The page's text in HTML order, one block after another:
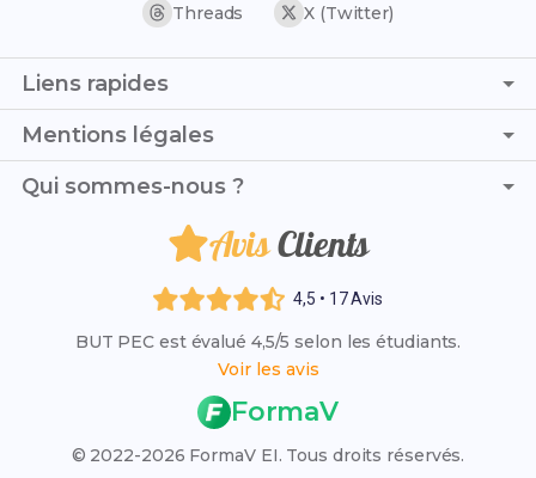
Threads X (Twitter)
Liens rapides
Page d'accueil
Trouver son stage
Trouver son alternance
Liste des établissements
Résultats des examens 2026
Rattrapage 2026
VAE (Validation des Acquis)
Nous contacter
Mentions légales
C.G.V. - C.G.U.
Politique de remboursement
Qui sommes-nous ?
Je suis Maxime et, avec ma camarade Sophie, nous avons
créé ce blog pour aider les étudiants en BUT PEC
(Packaging, Emballage et Conditionnement) à réussir
AvisClients
4,5 • 17 Avis
BUT PEC est évalué 4,5/5 selon les étudiants.
Voir les avis
FormaV
© 2022-2026 FormaV EI. Tous droits réservés.